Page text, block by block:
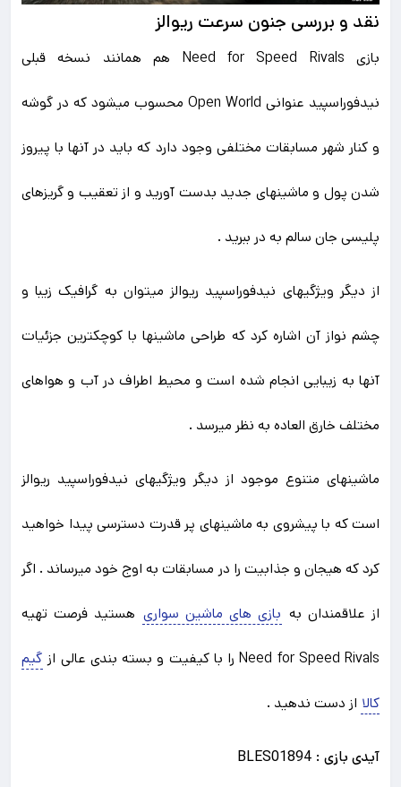
نقد و بررسی جنون سرعت ریوالز
بازی Need for Speed Rivals هم همانند نسخه قبلی
نیدفوراسپید عنوانی Open World محسوب میشود که در گوشه
و کنار شهر مسابقات مختلفی وجود دارد که باید در آنها با پیروز
شدن پول و ماشینهای جدید بدست آورید و از تعقیب و گریزهای
پلیسی جان سالم به در ببرید .
از دیگر ویژگیهای نیدفوراسپید ریوالز میتوان به گرافیک زیبا و
چشم نواز آن اشاره کرد که طراحی ماشینها با کوچکترین جزئیات
آنها به زیبایی انجام شده است و محیط اطراف در آب و هواهای
مختلف خارق العاده به نظر میرسد .
ماشینهای متنوع موجود از دیگر ویژگیهای نیدفوراسپید ریوالز
است که با پیشروی به ماشینهای پر قدرت دسترسی پیدا خواهید
کرد که هیجان و جذابیت را در مسابقات به اوج خود میرساند . اگر
از علاقمندان به بازی های ماشین سواری هستید فرصت تهیه
Need for Speed Rivals را با کیفیت و بسته بندی عالی از گیم
کالا از دست ندهید .
آیدی بازی : BLES01894